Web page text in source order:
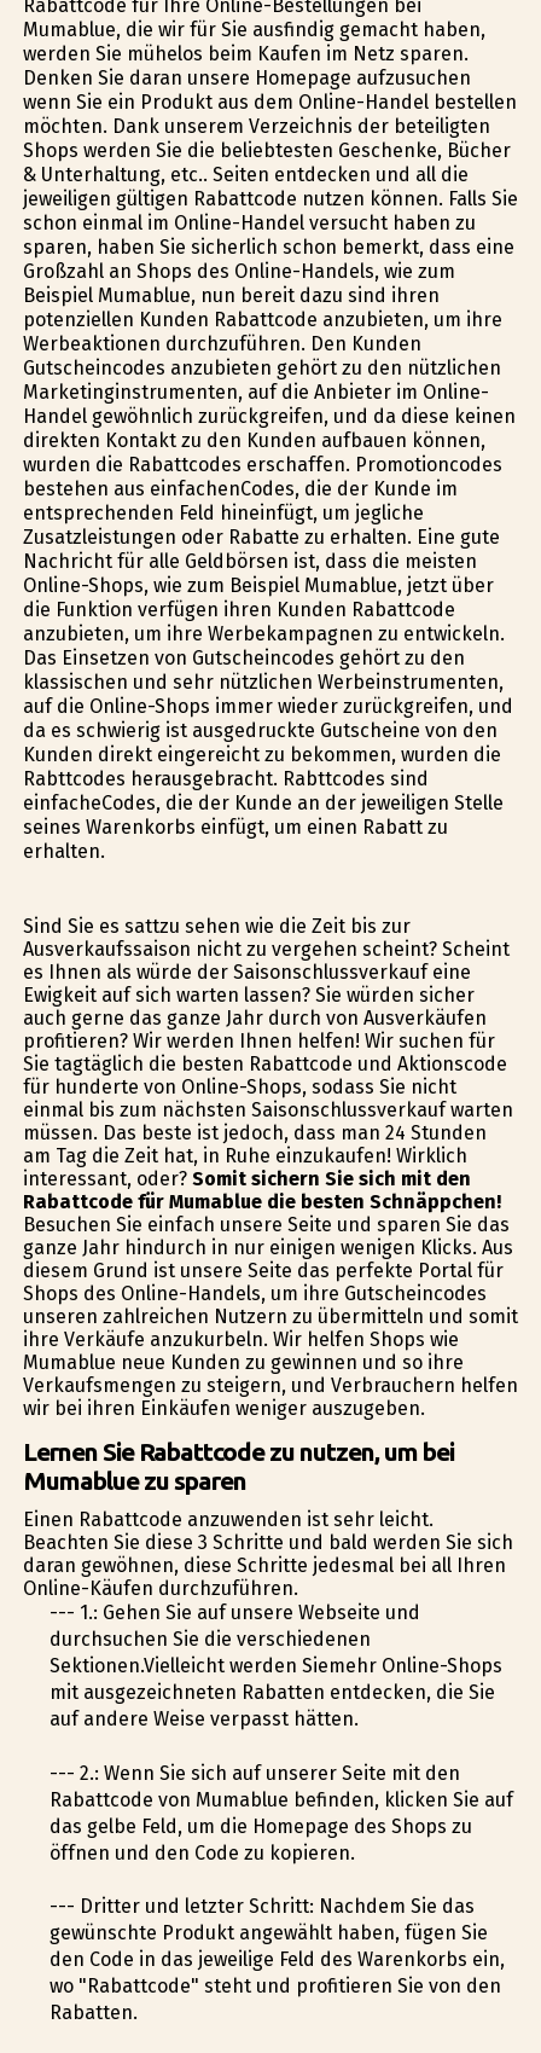
Rabattcode für Ihre Online-Bestellungen bei
Mumablue, die wir für Sie ausfindig gemacht haben,
werden Sie mühelos beim Kaufen im Netz sparen.
Denken Sie daran unsere Homepage aufzusuchen
wenn Sie ein Produkt aus dem Online-Handel bestellen
möchten. Dank unserem Verzeichnis der beteiligten
Shops werden Sie die beliebtesten Geschenke, Bücher
& Unterhaltung, etc.. Seiten entdecken und all die
jeweiligen gültigen Rabattcode nutzen können. Falls Sie
schon einmal im Online-Handel versucht haben zu
sparen, haben Sie sicherlich schon bemerkt, dass eine
Großzahl an Shops des Online-Handels, wie zum
Beispiel Mumablue, nun bereit dazu sind ihren
potenziellen Kunden Rabattcode anzubieten, um ihre
Werbeaktionen durchzuführen. Den Kunden
Gutscheincodes anzubieten gehört zu den nützlichen
Marketinginstrumenten, auf die Anbieter im Online-
Handel gewöhnlich zurückgreifen, und da diese keinen
direkten Kontakt zu den Kunden aufbauen können,
wurden die Rabattcodes erschaffen. Promotioncodes
bestehen aus einfachenCodes, die der Kunde im
entsprechenden Feld hineinfügt, um jegliche
Zusatzleistungen oder Rabatte zu erhalten. Eine gute
Nachricht für alle Geldbörsen ist, dass die meisten
Online-Shops, wie zum Beispiel Mumablue, jetzt über
die Funktion verfügen ihren Kunden Rabattcode
anzubieten, um ihre Werbekampagnen zu entwickeln.
Das Einsetzen von Gutscheincodes gehört zu den
klassischen und sehr nützlichen Werbeinstrumenten,
auf die Online-Shops immer wieder zurückgreifen, und
da es schwierig ist ausgedruckte Gutscheine von den
Kunden direkt eingereicht zu bekommen, wurden die
Rabttcodes herausgebracht. Rabttcodes sind
einfacheCodes, die der Kunde an der jeweiligen Stelle
seines Warenkorbs einfügt, um einen Rabatt zu
erhalten.
Sind Sie es sattzu sehen wie die Zeit bis zur
Ausverkaufssaison nicht zu vergehen scheint? Scheint
es Ihnen als würde der Saisonschlussverkauf eine
Ewigkeit auf sich warten lassen? Sie würden sicher
auch gerne das ganze Jahr durch von Ausverkäufen
profitieren? Wir werden Ihnen helfen! Wir suchen für
Sie tagtäglich die besten Rabattcode und Aktionscode
für hunderte von Online-Shops, sodass Sie nicht
einmal bis zum nächsten Saisonschlussverkauf warten
müssen. Das beste ist jedoch, dass man 24 Stunden
am Tag die Zeit hat, in Ruhe einzukaufen! Wirklich
interessant, oder? Somit sichern Sie sich mit den
Rabattcode für Mumablue die besten Schnäppchen!
Besuchen Sie einfach unsere Seite und sparen Sie das
ganze Jahr hindurch in nur einigen wenigen Klicks. Aus
diesem Grund ist unsere Seite das perfekte Portal für
Shops des Online-Handels, um ihre Gutscheincodes
unseren zahlreichen Nutzern zu übermitteln und somit
ihre Verkäufe anzukurbeln. Wir helfen Shops wie
Mumablue neue Kunden zu gewinnen und so ihre
Verkaufsmengen zu steigern, und Verbrauchern helfen
wir bei ihren Einkäufen weniger auszugeben.
Lernen Sie Rabattcode zu nutzen, um bei
Mumablue zu sparen
Einen Rabattcode anzuwenden ist sehr leicht.
Beachten Sie diese 3 Schritte und bald werden Sie sich
daran gewöhnen, diese Schritte jedesmal bei all Ihren
Online-Käufen durchzuführen.
--- 1.: Gehen Sie auf unsere Webseite und
durchsuchen Sie die verschiedenen
Sektionen.Vielleicht werden Siemehr Online-Shops
mit ausgezeichneten Rabatten entdecken, die Sie
auf andere Weise verpasst hätten.
--- 2.: Wenn Sie sich auf unserer Seite mit den
Rabattcode von Mumablue befinden, klicken Sie auf
das gelbe Feld, um die Homepage des Shops zu
öffnen und den Code zu kopieren.
--- Dritter und letzter Schritt: Nachdem Sie das
gewünschte Produkt angewählt haben, fügen Sie
den Code in das jeweilige Feld des Warenkorbs ein,
wo "Rabattcode" steht und profitieren Sie von den
Rabatten.